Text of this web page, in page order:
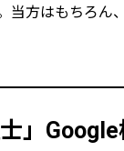
方はもちろん
」